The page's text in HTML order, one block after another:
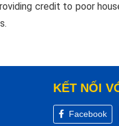
credit to poor
KẾT NỐI
Facebook